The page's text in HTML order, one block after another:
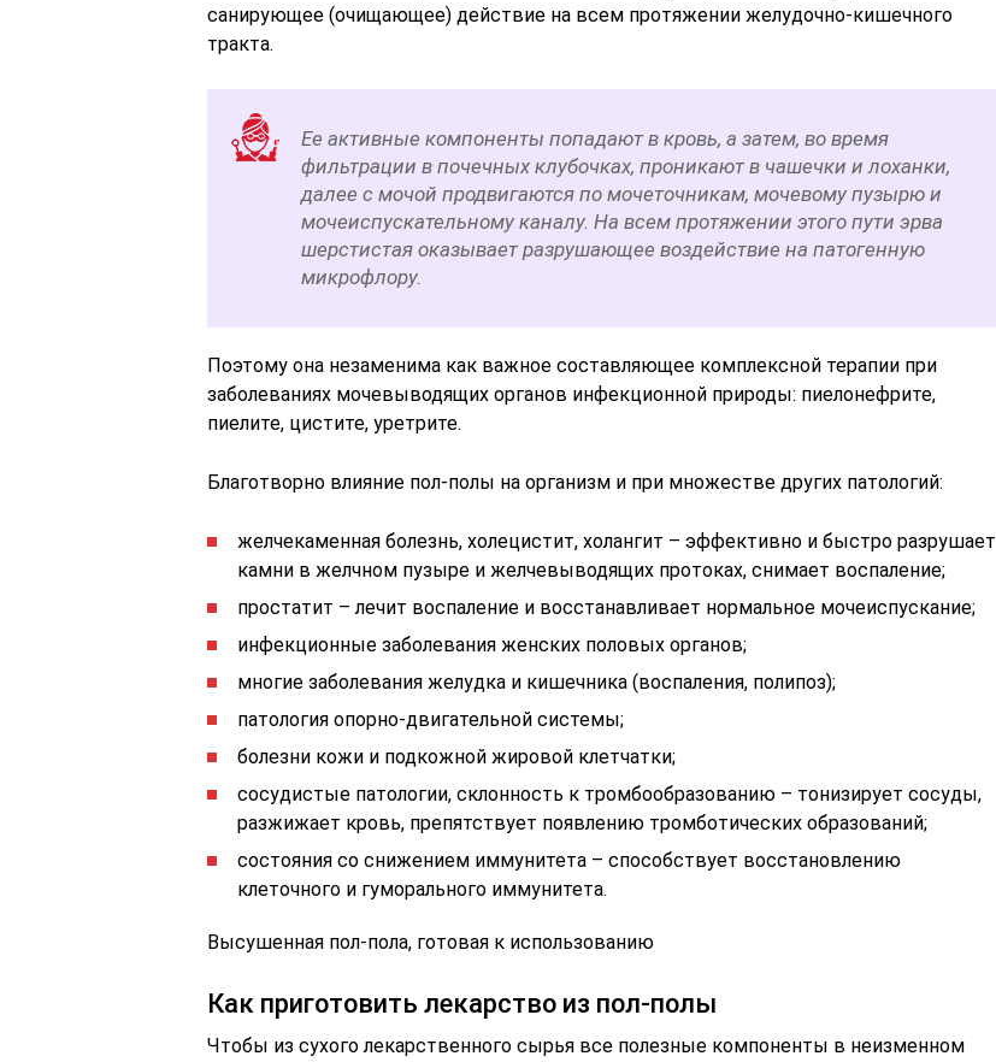
санирующее (очищающее) действие на всем протяжении желудочно-кишечного
тракта.
Ее активные компоненты попадают в кровь, а затем, во время
фильтрации в почечных клубочках, проникают в чашечки и лоханки,
далее с мочой продвигаются по мочеточникам, мочевому пузырю и
мочеиспускательному каналу. На всем протяжении этого пути эрва
шерстистая оказывает разрушающее воздействие на патогенную
микрофлору.
Поэтому она незаменима как важное составляющее комплексной терапии при
заболеваниях мочевыводящих органов инфекционной природы: пиелонефрите,
пиелите, цистите, уретрите.
Благотворно влияние пол-полы на организм и при множестве других патологий:
желчекаменная болезнь, холецистит, холангит – эффективно и быстро разрушает
камни в желчном пузыре и желчевыводящих протоках, снимает воспаление;
простатит – лечит воспаление и восстанавливает нормальное мочеиспускание;
инфекционные заболевания женских половых органов;
многие заболевания желудка и кишечника (воспаления, полипоз);
патология опорно-двигательной системы;
болезни кожи и подкожной жировой клетчатки;
сосудистые патологии, склонность к тромбообразованию – тонизирует сосуды,
разжижает кровь, препятствует появлению тромботических образований;
состояния со снижением иммунитета – способствует восстановлению
клеточного и гуморального иммунитета.
Высушенная пол-пола, готовая к использованию
Как приготовить лекарство из пол-полы
Чтобы из сухого лекарственного сырья все полезные компоненты в неизменном